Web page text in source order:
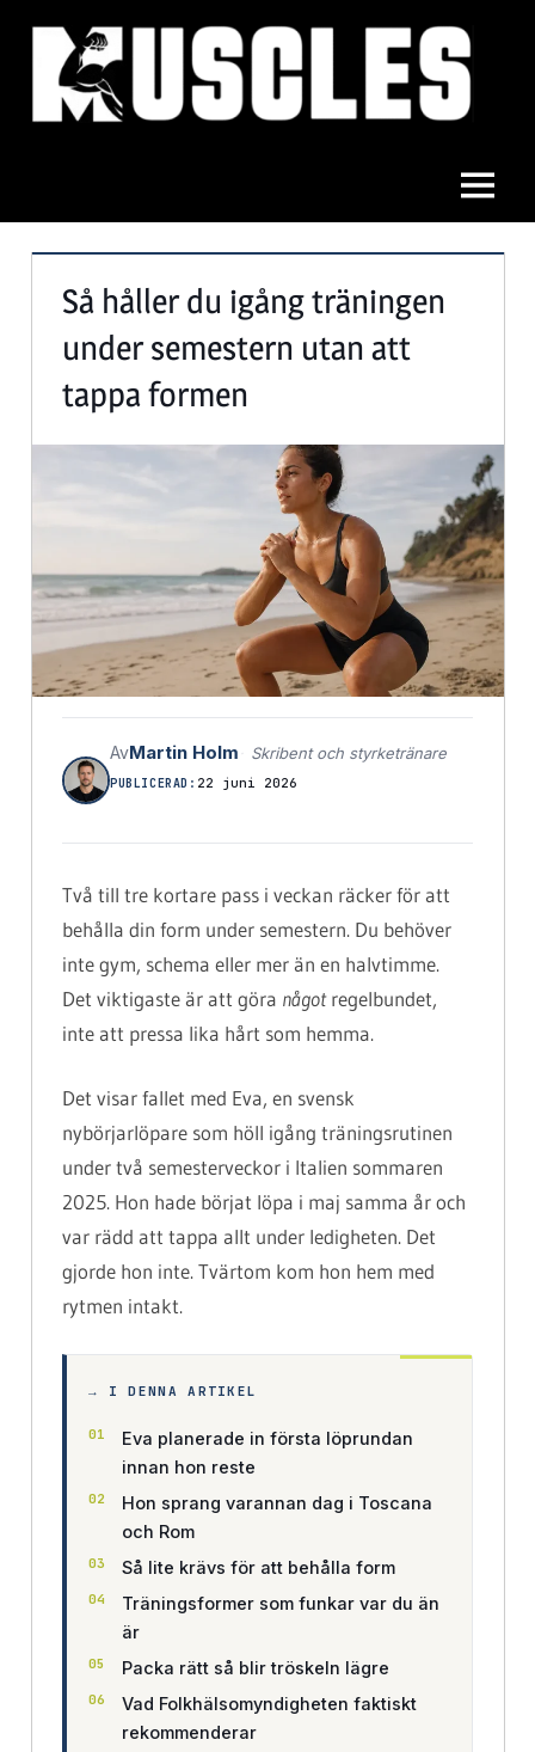
innehållMuscles
Meny
Så håller du igång träningen
under semestern utan att
tappa formen
AvMartin Holm Skribent och styrketränare
PUBLICERAD: 22 juni 2026
Två till tre kortare pass i veckan räcker för att
behålla din form under semestern. Du behöver
inte gym, schema eller mer än en halvtimme.
Det viktigaste är att göra någotregelbundet,
inte att pressa lika hårt som hemma.
Det visar fallet med Eva, en svensk
nybörjarlöpare som höll igång träningsrutinen
under två semesterveckor i Italien sommaren
2025. Hon hade börjat löpa i maj samma år och
var rädd att tappa allt under ledigheten. Det
gjorde hon inte. Tvärtom kom hon hem med
rytmen intakt.
→ I DENNA ARTIKEL
Eva planerade in första löprundan
innan hon reste
Hon sprang varannan dag i Toscana
och Rom
Så lite krävs för att behålla form
Träningsformer som funkar var du än
är
Packa rätt så blir tröskeln lägre
Vad Folkhälsomyndigheten faktiskt
rekommenderar